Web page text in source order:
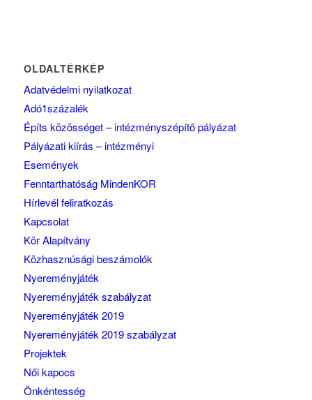
OLDALTÉRKÉP
Adatvédelmi nyilatkozat
Adó1százalék
Építs közösséget – intézményszépítő pályázat
Pályázati kiírás – intézményi
Események
Fenntarthatóság MindenKOR
Hírlevél feliratkozás
Kapcsolat
Kör Alapítvány
Közhasznúsági beszámolók
Nyereményjáték
Nyereményjáték szabályzat
Nyereményjáték 2019
Nyereményjáték 2019 szabályzat
Projektek
Női kapocs
Önkéntesség